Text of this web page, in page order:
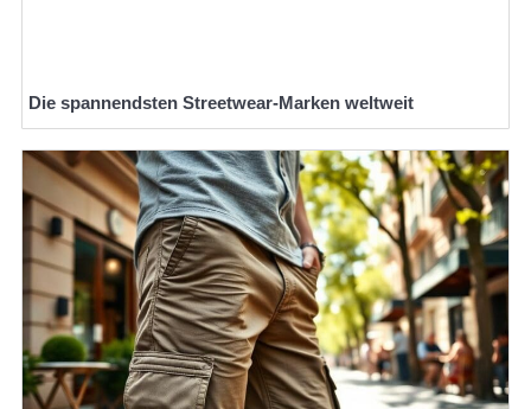
Die spannendsten Streetwear-Marken weltweit